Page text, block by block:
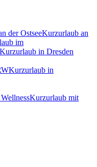
der OstseeKurzurlaub an
im
Kurzurlaub in Dresden
Kurzurlaub in
Kurzurlaub mit